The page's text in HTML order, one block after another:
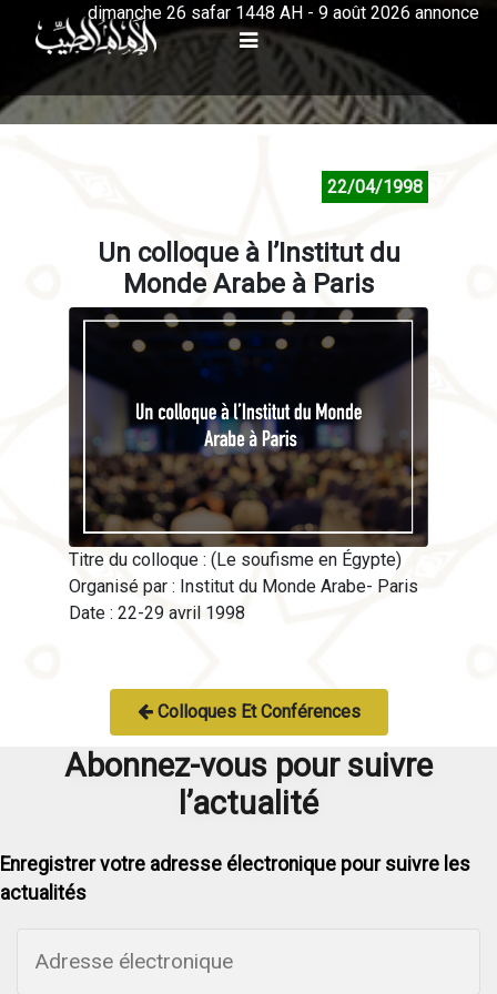
dimanche 26 safar 1448 AH - 9 août 2026 annonce
22/04/1998
Un colloque à l’Institut du
Monde Arabe à Paris
Titre du colloque : (Le soufisme en Égypte)
Organisé par : Institut du Monde Arabe- Paris
Date : 22-29 avril 1998
Colloques Et Conférences
Abonnez-vous pour suivre
l’actualité
Enregistrer votre adresse électronique pour suivre les
actualités